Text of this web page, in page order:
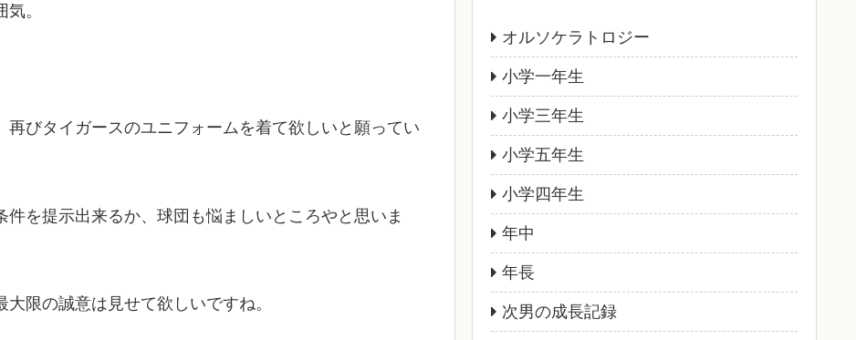
。
びタイガースのユニフォームを着て欲しいと願ってい
を提示出来るか、球団も悩ましいところやと思いま
限の誠意は見せて欲しいですね。
オルソケラトロジー
小学一年生
小学三年生
小学五年生
小学四年生
年中
年長
次男の成長記録